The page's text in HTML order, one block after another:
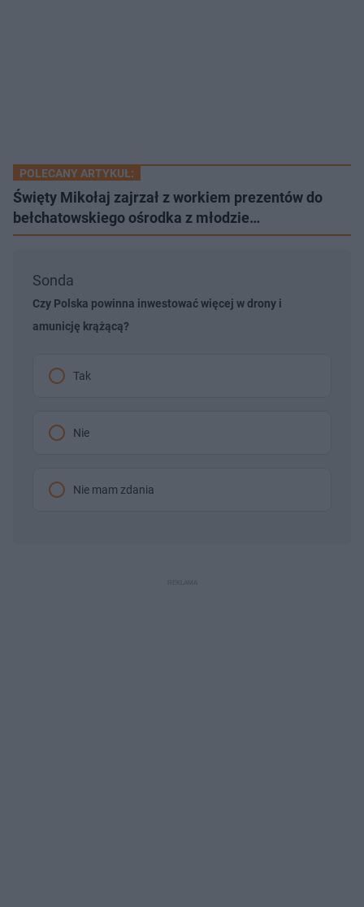
POLECANY ARTYKUŁ:
Święty Mikołaj zajrzał z workiem prezentów do
bełchatowskiego ośrodka z młodzie…
Sonda
Czy Polska powinna inwestować więcej w drony i
amunicję krążącą?
Tak
Nie
Nie mam zdania